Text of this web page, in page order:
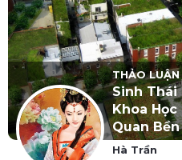
Hà Trần
THẢO LUẬN
Sinh Thái
Khoa Học
Quan